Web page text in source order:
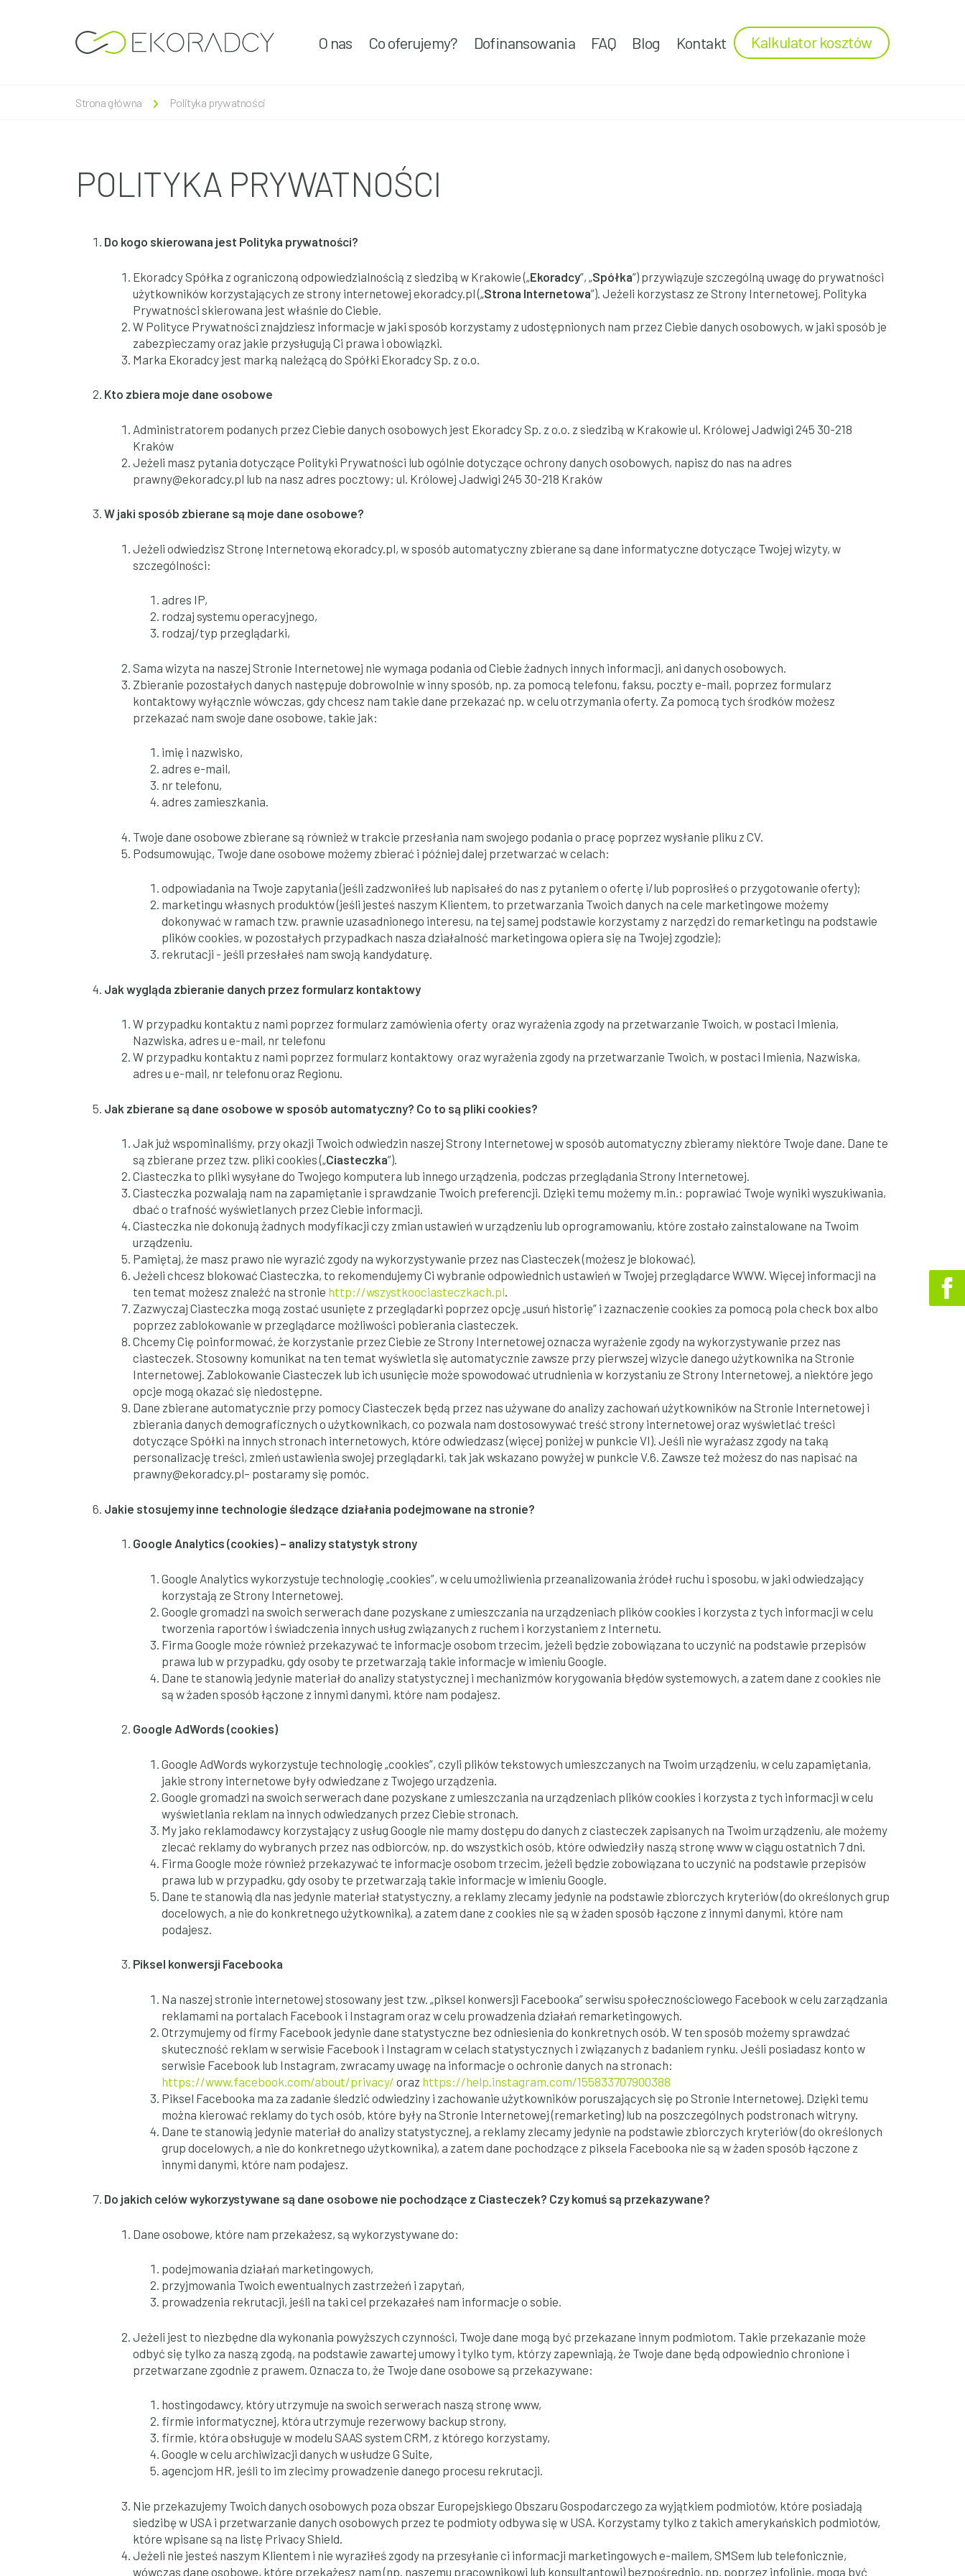
O nas Co oferujemy? Dofinansowania FAQ Blog Kontakt Kalkulator kosztów
Strona główna Polityka prywatności
POLITYKA PRYWATNOŚCI
Do kogo skierowana jest Polityka prywatności?
Ekoradcy Spółka z ograniczoną odpowiedzialnością z siedzibą w Krakowie („Ekoradcy”, „Spółka”) przywiązuje szczególną uwagę do prywatności
użytkowników korzystających ze strony internetowej ekoradcy.pl („Strona Internetowa”). Jeżeli korzystasz ze Strony Internetowej, Polityka
Prywatności skierowana jest właśnie do Ciebie.
W Polityce Prywatności znajdziesz informacje w jaki sposób korzystamy z udostępnionych nam przez Ciebie danych osobowych, w jaki sposób je
zabezpieczamy oraz jakie przysługują Ci prawa i obowiązki.
Marka Ekoradcy jest marką należącą do Spółki Ekoradcy Sp. z o.o.
Kto zbiera moje dane osobowe
Administratorem podanych przez Ciebie danych osobowych jest Ekoradcy Sp. z o.o. z siedzibą w Krakowie ul. Królowej Jadwigi 245 30-218
Kraków
Jeżeli masz pytania dotyczące Polityki Prywatności lub ogólnie dotyczące ochrony danych osobowych, napisz do nas na adres
prawny@ekoradcy.pl lub na nasz adres pocztowy: ul. Królowej Jadwigi 245 30-218 Kraków
W jaki sposób zbierane są moje dane osobowe?
Jeżeli odwiedzisz Stronę Internetową ekoradcy.pl, w sposób automatyczny zbierane są dane informatyczne dotyczące Twojej wizyty, w
szczególności:
adres IP,
rodzaj systemu operacyjnego,
rodzaj/typ przeglądarki,
Sama wizyta na naszej Stronie Internetowej nie wymaga podania od Ciebie żadnych innych informacji, ani danych osobowych.
Zbieranie pozostałych danych następuje dobrowolnie w inny sposób, np. za pomocą telefonu, faksu, poczty e-mail, poprzez formularz
kontaktowy wyłącznie wówczas, gdy chcesz nam takie dane przekazać np. w celu otrzymania oferty. Za pomocą tych środków możesz
przekazać nam swoje dane osobowe, takie jak:
imię i nazwisko,
adres e-mail,
nr telefonu,
adres zamieszkania.
Twoje dane osobowe zbierane są również w trakcie przesłania nam swojego podania o pracę poprzez wysłanie pliku z CV.
Podsumowując, Twoje dane osobowe możemy zbierać i później dalej przetwarzać w celach:
odpowiadania na Twoje zapytania (jeśli zadzwoniłeś lub napisałeś do nas z pytaniem o ofertę i/lub poprosiłeś o przygotowanie oferty);
marketingu własnych produktów (jeśli jesteś naszym Klientem, to przetwarzania Twoich danych na cele marketingowe możemy
dokonywać w ramach tzw. prawnie uzasadnionego interesu, na tej samej podstawie korzystamy z narzędzi do remarketingu na podstawie
plików cookies, w pozostałych przypadkach nasza działalność marketingowa opiera się na Twojej zgodzie);
rekrutacji - jeśli przesłałeś nam swoją kandydaturę.
Jak wygląda zbieranie danych przez formularz kontaktowy
W przypadku kontaktu z nami poprzez formularz zamówienia oferty oraz wyrażenia zgody na przetwarzanie Twoich, w postaci Imienia,
Nazwiska, adres u e-mail, nr telefonu
W przypadku kontaktu z nami poprzez formularz kontaktowy oraz wyrażenia zgody na przetwarzanie Twoich, w postaci Imienia, Nazwiska,
adres u e-mail, nr telefonu oraz Regionu.
Jak zbierane są dane osobowe w sposób automatyczny? Co to są pliki cookies?
Jak już wspominaliśmy, przy okazji Twoich odwiedzin naszej Strony Internetowej w sposób automatyczny zbieramy niektóre Twoje dane. Dane te
są zbierane przez tzw. pliki cookies („Ciasteczka”).
Ciasteczka to pliki wysyłane do Twojego komputera lub innego urządzenia, podczas przeglądania Strony Internetowej.
Ciasteczka pozwalają nam na zapamiętanie i sprawdzanie Twoich preferencji. Dzięki temu możemy m.in.: poprawiać Twoje wyniki wyszukiwania,
dbać o trafność wyświetlanych przez Ciebie informacji.
Ciasteczka nie dokonują żadnych modyfikacji czy zmian ustawień w urządzeniu lub oprogramowaniu, które zostało zainstalowane na Twoim
urządzeniu.
Pamiętaj, że masz prawo nie wyrazić zgody na wykorzystywanie przez nas Ciasteczek (możesz je blokować).
Jeżeli chcesz blokować Ciasteczka, to rekomendujemy Ci wybranie odpowiednich ustawień w Twojej przeglądarce WWW. Więcej informacji na
ten temat możesz znaleźć na stronie http://wszystkoociasteczkach.pl.
Zazwyczaj Ciasteczka mogą zostać usunięte z przeglądarki poprzez opcję „usuń historię” i zaznaczenie cookies za pomocą pola check box albo
poprzez zablokowanie w przeglądarce możliwości pobierania ciasteczek.
Chcemy Cię poinformować, że korzystanie przez Ciebie ze Strony Internetowej oznacza wyrażenie zgody na wykorzystywanie przez nas
ciasteczek. Stosowny komunikat na ten temat wyświetla się automatycznie zawsze przy pierwszej wizycie danego użytkownika na Stronie
Internetowej. Zablokowanie Ciasteczek lub ich usunięcie może spowodować utrudnienia w korzystaniu ze Strony Internetowej, a niektóre jego
opcje mogą okazać się niedostępne.
Dane zbierane automatycznie przy pomocy Ciasteczek będą przez nas używane do analizy zachowań użytkowników na Stronie Internetowej i
zbierania danych demograficznych o użytkownikach, co pozwala nam dostosowywać treść strony internetowej oraz wyświetlać treści
dotyczące Spółki na innych stronach internetowych, które odwiedzasz (więcej poniżej w punkcie VI). Jeśli nie wyrażasz zgody na taką
personalizację treści, zmień ustawienia swojej przeglądarki, tak jak wskazano powyżej w punkcie V.6. Zawsze też możesz do nas napisać na
prawny@ekoradcy.pl– postaramy się pomóc.
Jakie stosujemy inne technologie śledzące działania podejmowane na stronie?
Google Analytics (cookies) – analizy statystyk strony
Google Analytics wykorzystuje technologię „cookies”, w celu umożliwienia przeanalizowania źródeł ruchu i sposobu, w jaki odwiedzający
korzystają ze Strony Internetowej.
Google gromadzi na swoich serwerach dane pozyskane z umieszczania na urządzeniach plików cookies i korzysta z tych informacji w celu
tworzenia raportów i świadczenia innych usług związanych z ruchem i korzystaniem z Internetu.
Firma Google może również przekazywać te informacje osobom trzecim, jeżeli będzie zobowiązana to uczynić na podstawie przepisów
prawa lub w przypadku, gdy osoby te przetwarzają takie informacje w imieniu Google.
Dane te stanowią jedynie materiał do analizy statystycznej i mechanizmów korygowania błędów systemowych, a zatem dane z cookies nie
są w żaden sposób łączone z innymi danymi, które nam podajesz.
Google AdWords (cookies)
Google AdWords wykorzystuje technologię „cookies”, czyli plików tekstowych umieszczanych na Twoim urządzeniu, w celu zapamiętania,
jakie strony internetowe były odwiedzane z Twojego urządzenia.
Google gromadzi na swoich serwerach dane pozyskane z umieszczania na urządzeniach plików cookies i korzysta z tych informacji w celu
wyświetlania reklam na innych odwiedzanych przez Ciebie stronach.
My jako reklamodawcy korzystający z usług Google nie mamy dostępu do danych z ciasteczek zapisanych na Twoim urządzeniu, ale możemy
zlecać reklamy do wybranych przez nas odbiorców, np. do wszystkich osób, które odwiedziły naszą stronę www w ciągu ostatnich 7 dni.
Firma Google może również przekazywać te informacje osobom trzecim, jeżeli będzie zobowiązana to uczynić na podstawie przepisów
prawa lub w przypadku, gdy osoby te przetwarzają takie informacje w imieniu Google.
Dane te stanowią dla nas jedynie materiał statystyczny, a reklamy zlecamy jedynie na podstawie zbiorczych kryteriów (do określonych grup
docelowych, a nie do konkretnego użytkownika), a zatem dane z cookies nie są w żaden sposób łączone z innymi danymi, które nam
podajesz.
Piksel konwersji Facebooka
Na naszej stronie internetowej stosowany jest tzw. „piksel konwersji Facebooka” serwisu społecznościowego Facebook w celu zarządzania
reklamami na portalach Facebook i Instagram oraz w celu prowadzenia działań remarketingowych.
Otrzymujemy od firmy Facebook jedynie dane statystyczne bez odniesienia do konkretnych osób. W ten sposób możemy sprawdzać
skuteczność reklam w serwisie Facebook i Instagram w celach statystycznych i związanych z badaniem rynku. Jeśli posiadasz konto w
serwisie Facebook lub Instagram, zwracamy uwagę na informacje o ochronie danych na stronach:
https://www.facebook.com/about/privacy/ oraz https://help.instagram.com/155833707900388
Piksel Facebooka ma za zadanie śledzić odwiedziny i zachowanie użytkowników poruszających się po Stronie Internetowej. Dzięki temu
można kierować reklamy do tych osób, które były na Stronie Internetowej (remarketing) lub na poszczególnych podstronach witryny.
Dane te stanowią jedynie materiał do analizy statystycznej, a reklamy zlecamy jedynie na podstawie zbiorczych kryteriów (do określonych
grup docelowych, a nie do konkretnego użytkownika), a zatem dane pochodzące z piksela Facebooka nie są w żaden sposób łączone z
innymi danymi, które nam podajesz.
Do jakich celów wykorzystywane są dane osobowe nie pochodzące z Ciasteczek? Czy komuś są przekazywane?
Dane osobowe, które nam przekażesz, są wykorzystywane do:
podejmowania działań marketingowych,
przyjmowania Twoich ewentualnych zastrzeżeń i zapytań,
prowadzenia rekrutacji, jeśli na taki cel przekazałeś nam informacje o sobie.
Jeżeli jest to niezbędne dla wykonania powyższych czynności, Twoje dane mogą być przekazane innym podmiotom. Takie przekazanie może
odbyć się tylko za naszą zgodą, na podstawie zawartej umowy i tylko tym, którzy zapewniają, że Twoje dane będą odpowiednio chronione i
przetwarzane zgodnie z prawem. Oznacza to, że Twoje dane osobowe są przekazywane:
hostingodawcy, który utrzymuje na swoich serwerach naszą stronę www,
firmie informatycznej, która utrzymuje rezerwowy backup strony,
firmie, która obsługuje w modelu SAAS system CRM, z którego korzystamy,
Google w celu archiwizacji danych w usłudze G Suite,
agencjom HR, jeśli to im zlecimy prowadzenie danego procesu rekrutacji.
Nie przekazujemy Twoich danych osobowych poza obszar Europejskiego Obszaru Gospodarczego za wyjątkiem podmiotów, które posiadają
siedzibę w USA i przetwarzanie danych osobowych przez te podmioty odbywa się w USA. Korzystamy tylko z takich amerykańskich podmiotów,
które wpisane są na listę Privacy Shield.
Jeżeli nie jesteś naszym Klientem i nie wyraziłeś zgody na przesyłanie ci informacji marketingowych e-mailem, SMSem lub telefonicznie,
wówczas dane osobowe, które przekażesz nam (np. naszemu pracownikowi lub konsultantowi) bezpośrednio, np. poprzez infolinię, mogą być